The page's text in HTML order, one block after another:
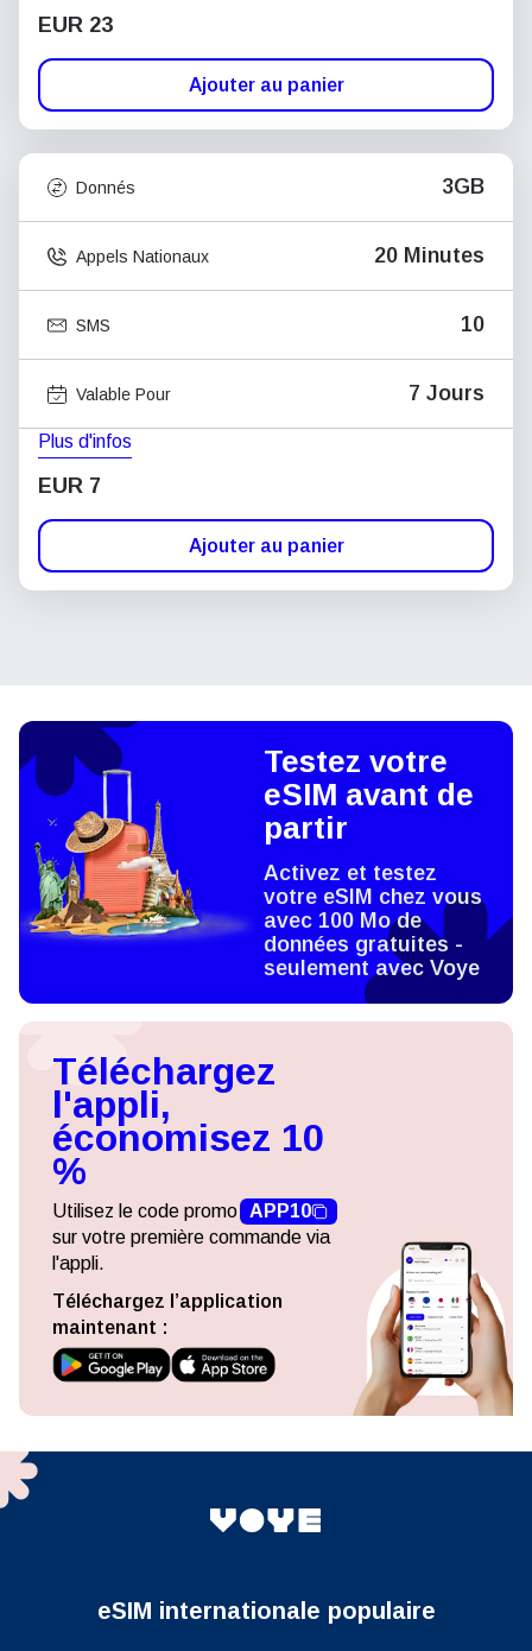
EUR 23
Ajouter au panier
Donnés 3GB
Appels Nationaux 20 Minutes
SMS 10
Valable Pour 7 Jours
Plus d'infos
EUR 7
Ajouter au panier
Testez votre
eSIM avant de
partir
Activez et testez
votre eSIM chez vous
avec 100 Mo de
données gratuites -
seulement avec Voye
Téléchargez
l'appli,
économisez 10
%
Utilisez le code promo APP10
sur votre première commande via
l'appli.
Téléchargez l’application
maintenant :
eSIM internationale populaire